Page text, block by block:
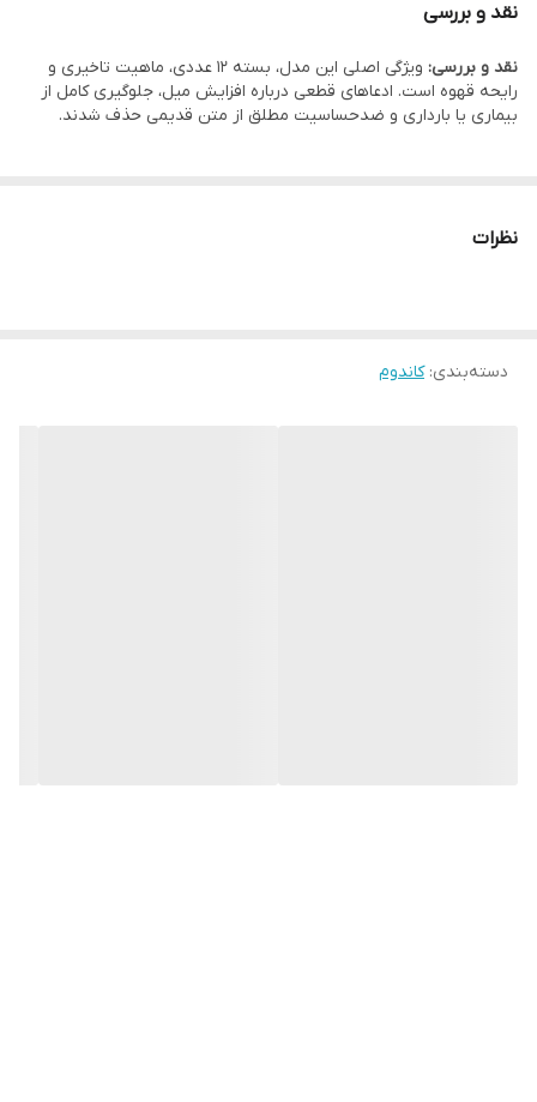
نقد و بررسی
نقد و بررسی:
ویژگی اصلی این مدل، بسته 12 عددی، ماهیت تاخیری و
رایحه قهوه است. ادعاهای قطعی درباره افزایش میل، جلوگیری کامل از
بیماری یا بارداری و ضدحساسیت مطلق از متن قدیمی حذف شدند.
نظرات
دسته‌بندی:کاندوم